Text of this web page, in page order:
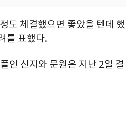
도 체결했으면 좋았을 텐데 했
를 표했다.
인 신지와 문원은 지난 2일 결